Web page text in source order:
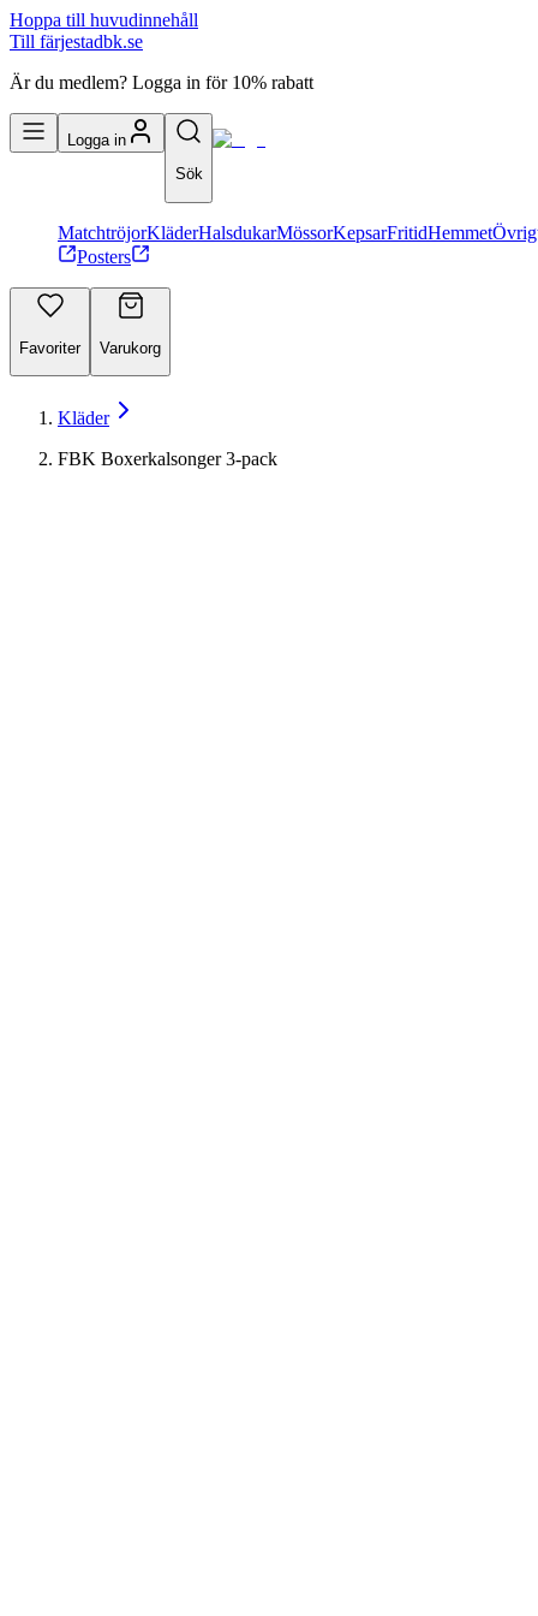
Hoppa till huvudinnehåll
Till färjestadbk.se
Är du medlem? Logga in för 10% rabatt
Logga in
Sök
MatchtröjorKläderHalsdukarMössorKepsarFritidHemmet
Posters
Favoriter Varukorg
Kläder
FBK Boxerkalsonger 3-pack